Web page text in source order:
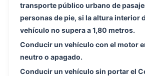
transporte público urbano de
personas de pie, si la altura interior
vehículo no supera a 1,80 metros.
Conducir un vehículo con el motor
neutro o apagado.
Conducir un vehículo sin portar el